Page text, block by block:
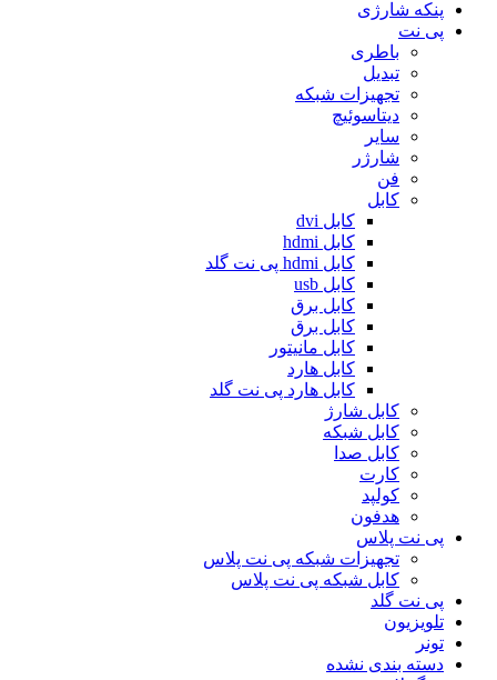
پنکه شارژی
پی نت
باطری
تبدیل
تجهیزات شبکه
دیتاسوئیچ
سایر
شارژر
فن
کابل
کابل dvi
کابل hdmi
کابل hdmi پی نت گلد
کابل usb
کابل برق
کابل برق
کابل مانیتور
کابل هارد
کابل هارد پی نت گلد
کابل شارژ
کابل شبکه
کابل صدا
کارت
کولپد
هدفون
پی نت پلاس
تجهیزات شبکه پی نت پلاس
کابل شبکه پی نت پلاس
پی نت گلد
تلویزیون
تونر
دسته بندی نشده